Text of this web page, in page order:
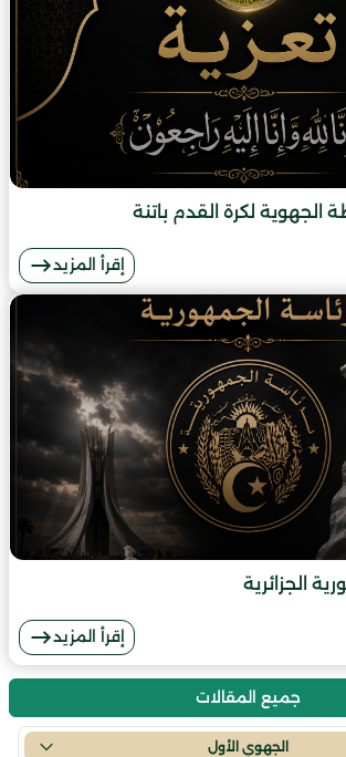
الجهوية لكرة القدم باتنة
إقرأ المزيد
الجزائرية
إقرأ المزيد
جميع المقالات
الجهوي الأول